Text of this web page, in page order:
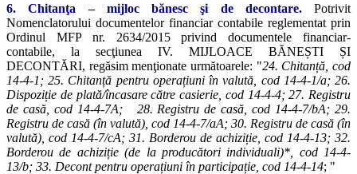
6. Chitanţa – mijloc bănesc şi de decontare. Potrivit
Nomenclatorului documentelor financiar contabile reglementat prin
Ordinul MFP nr. 2634/2015 privind documentele financiar-
contabile, la secţiunea IV. MIJLOACE BĂNEȘTI ȘI
DECONTĂRI, regăsim menţionate următoarele: "24. Chitanță, cod
14-4-1; 25. Chitanță pentru operațiuni în valută, cod 14-4-1/a; 26.
Dispoziție de plată/încasare către casierie, cod 14-4-4; 27. Registru
de casă, cod 14-4-7A; 28. Registru de casă, cod 14-4-7/bA; 29.
Registru de casă (în valută), cod 14-4-7/aA; 30. Registru de casă (în
valută), cod 14-4-7/cA; 31. Borderou de achiziție, cod 14-4-13; 32.
Borderou de achiziție (de la producători individuali)*, cod 14-4-
13/b; 33. Decont pentru operațiuni în participație, cod 14-4-14; "